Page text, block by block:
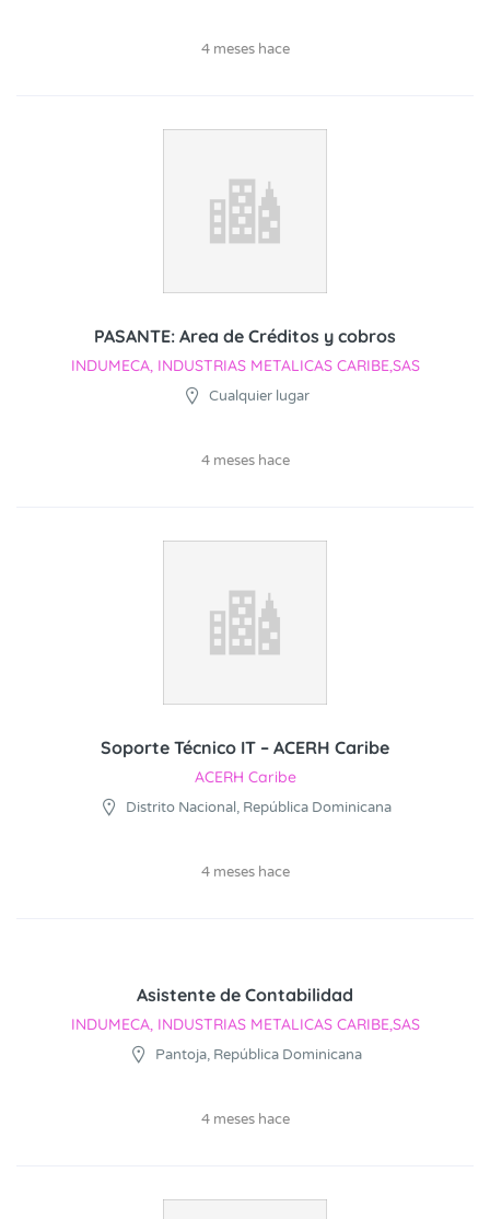
4 meses hace
PASANTE: Area de Créditos y cobros
INDUMECA, INDUSTRIAS METALICAS CARIBE,SAS
Cualquier lugar
4 meses hace
Soporte Técnico IT – ACERH Caribe
ACERH Caribe
Distrito Nacional, República Dominicana
4 meses hace
Asistente de Contabilidad
INDUMECA, INDUSTRIAS METALICAS CARIBE,SAS
Pantoja, República Dominicana
4 meses hace